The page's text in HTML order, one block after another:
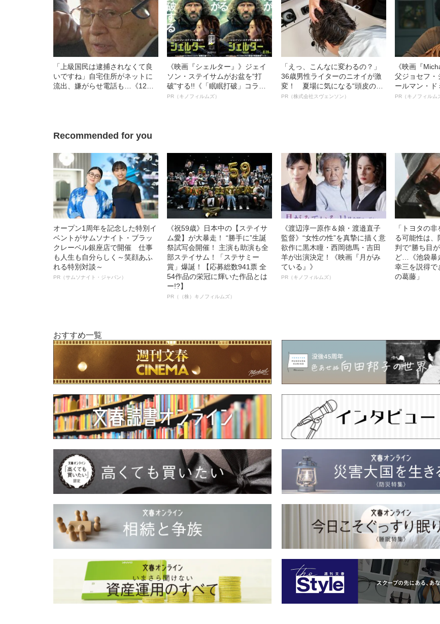
の葛藤」
「上級国民は逮捕されなくて良
いですね」自宅住所がネットに
流出、嫌がらせ電話も…《12人
《映画『シェルター』》ジェイ
ソン・ステイサムがお盆を“打
破”する!!《「眠眠打破」コラ
ボ》
PR（キノフィルムズ）
「えっ、こんなに変わるの？」
36歳男性ライターのニオイが激
変！ 夏場に気になる“頭皮のニ
オイ”や“ベタつき”を解消す
PR（株式会社スヴェンソン）
《映画『
父ジョセフ・
ールマン・ド
ルインタビュ
PR（キノフィルム
Recommended for you
オープン1周年を記念した特別イ
ベントがサムソナイト・ブラッ
クレーベル銀座店で開催 仕事
も人生も自分らしく～笑顔あふ
れる特別対談～
PR（サムソナイト・ジャパン）
《祝59歳》日本中の【ステイサ
ム愛】が大暴走！ “勝手に”生誕
祭試写会開催！ 主演も助演も全
部ステイサム！「ステサミー
賞」爆誕！【応募総数941票 全
54作品の栄冠に輝いた作品とは
ー!?】
PR（（株）キノフィルムズ）
《渡辺淳一原作＆娘・渡邉直子
監督》“女性の性”を真摯に描く意
欲作に黒木瞳・西岡德馬・吉田
羊が出演決定！《映画『月がみ
ている』》
PR（キノフィルムズ）
「トヨタの
る可能性は、
判で“勝ち目
ど…《池袋暴
幸三を説得で
の葛藤」
おすすめ一覧